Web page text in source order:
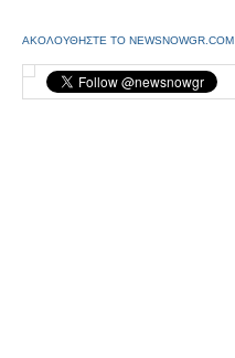
ΑΚΟΛΟΥΘΗΣΤΕ ΤΟ NEWSNOWGR.COM